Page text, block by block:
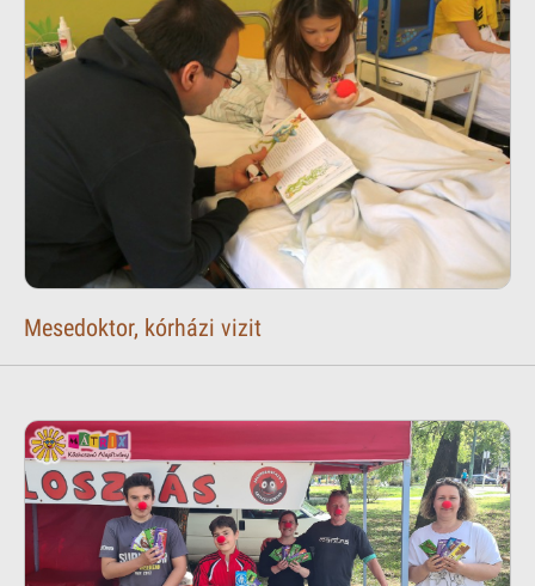
Mesedoktor, kórházi vizit